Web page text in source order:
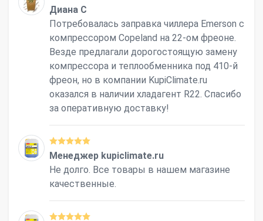
Диана С
Потребовалась заправка чиллера Emerson с
компрессором Copeland на 22-ом фреоне.
Везде предлагали дорогостоящую замену
компрессора и теплообменника под 410-й
фреон, но в компании KupiClimate.ru
оказался в наличии хладагент R22. Спасибо
за оперативную доставку!
Менеджер kupiclimate.ru
Не долго. Все товары в нашем магазине
качественные.